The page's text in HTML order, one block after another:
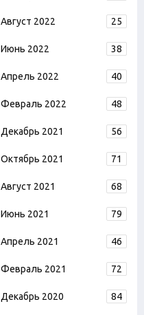
Август 2022 25
Июнь 2022 38
Апрель 2022 40
Февраль 2022 48
Декабрь 2021 56
Октябрь 2021 71
Август 2021 68
Июнь 2021 79
Апрель 2021 46
Февраль 2021 72
Декабрь 2020 84